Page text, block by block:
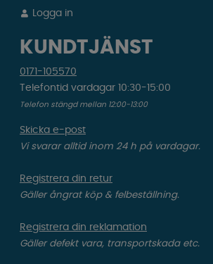
Logga in
KUNDTJÄNST
0171-105570
Telefontid vardagar 10:30-15:00
Telefon stängd mellan 12:00-13:00
Skicka e-post
Vi svarar alltid inom 24 h på vardagar.
Registrera din retur
Gäller ångrat köp & felbeställning.
Registrera din reklamation
Gäller defekt vara, transportskada etc.